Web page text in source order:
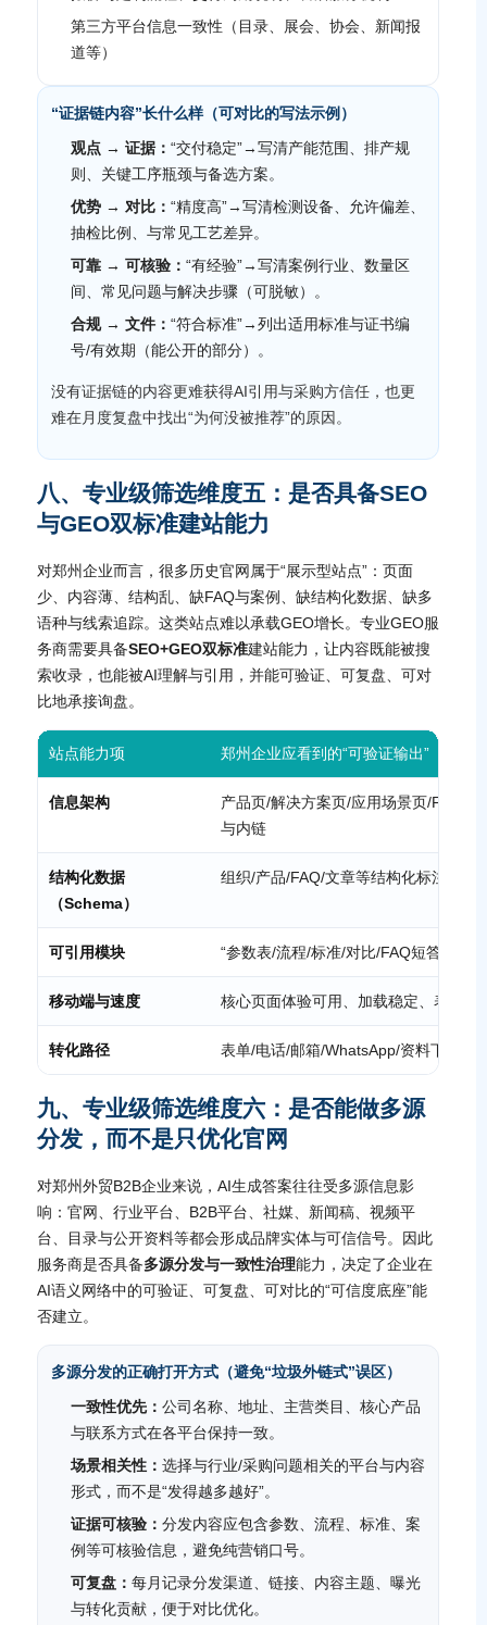
第三方平台信息一致性（目录、展会、协会、新闻报
道等）
“证据链内容”长什么样（可对比的写法示例）
观点 → 证据： “交付稳定”→写清产能范围、排产规
则、关键工序瓶颈与备选方案。
优势 → 对比： “精度高”→写清检测设备、允许偏差、
抽检比例、与常见工艺差异。
可靠 → 可核验： “有经验”→写清案例行业、数量区
间、常见问题与解决步骤（可脱敏）。
合规 → 文件： “符合标准”→列出适用标准与证书编
号/有效期（能公开的部分）。
没有证据链的内容更难获得AI引用与采购方信任，也更
难在月度复盘中找出“为何没被推荐”的原因。
八、专业级筛选维度五：是否具备SEO
与GEO双标准建站能力
对郑州企业而言，很多历史官网属于“展示型站点”：页面
少、内容薄、结构乱、缺FAQ与案例、缺结构化数据、缺多
语种与线索追踪。这类站点难以承载GEO增长。专业GEO服
务商需要具备SEO+GEO双标准建站能力，让内容既能被搜
索收录，也能被AI理解与引用，并能可验证、可复盘、可对
比地承接询盘。
站点能力项 郑州企业应看到的“可验证输出”
信息架构
产品页/解决方案页/应用场景页/FAQ页
与内链
结构化数据
（Schema）
组织/产品/FAQ/文章等结构化标注与字
可引用模块 “参数表/流程/标准/对比/FAQ短答”可直
移动端与速度 核心页面体验可用、加载稳定、表单可
转化路径 表单/电话/邮箱/WhatsApp/资料下载；
九、专业级筛选维度六：是否能做多源
分发，而不是只优化官网
对郑州外贸B2B企业来说，AI生成答案往往受多源信息影
响：官网、行业平台、B2B平台、社媒、新闻稿、视频平
台、目录与公开资料等都会形成品牌实体与可信信号。因此
服务商是否具备多源分发与一致性治理能力，决定了企业在
AI语义网络中的可验证、可复盘、可对比的“可信度底座”能
否建立。
多源分发的正确打开方式（避免“垃圾外链式”误区）
一致性优先： 公司名称、地址、主营类目、核心产品
与联系方式在各平台保持一致。
场景相关性： 选择与行业/采购问题相关的平台与内容
形式，而不是“发得越多越好”。
证据可核验： 分发内容应包含参数、流程、标准、案
例等可核验信息，避免纯营销口号。
可复盘： 每月记录分发渠道、链接、内容主题、曝光
与转化贡献，便于对比优化。